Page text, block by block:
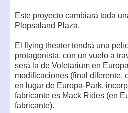
Este proyecto cambiará toda
Plopsaland Plaza.
El flying theater tendrá una
protagonista, con un vuelo a
será la de Voletarium en
modificaciones (final diferente,
en lugar de Europa-Park,
fabricante es Mack Rides (en
fabricante).